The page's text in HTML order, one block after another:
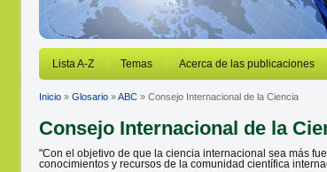
Lista A-Z Temas Acerca de las publicaciones
Inicio » Glosario »ABC » Consejo Internacional de la Ciencia
Consejo Internacional de la
"Con el objetivo de que la ciencia internacional sea más
conocimientos y recursos de la comunidad científica